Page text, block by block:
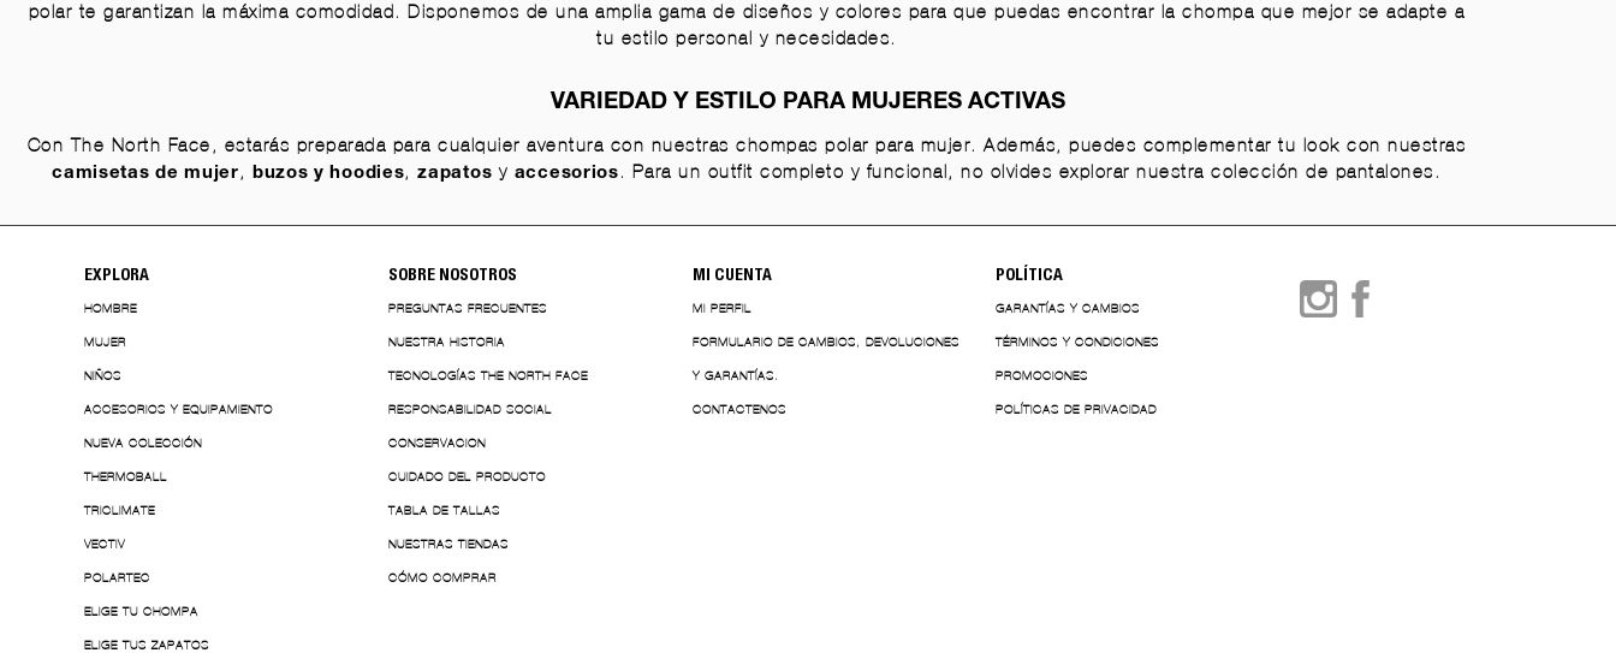
polar te garantizan la máxima comodidad. Disponemos de una amplia gama de diseños y colores para que puedas encontrar la chompa que mejor se adapte a
tu estilo personal y necesidades.
VARIEDAD Y ESTILO PARA MUJERES ACTIVAS
Con The North Face, estarás preparada para cualquier aventura con nuestras chompas polar para mujer. Además, puedes complementar tu look con nuestras
camisetas de mujer , buzos y hoodies,zapatos y accesorios . Para un outfit completo y funcional, no olvides explorar nuestra colección de pantalones.
EXPLORA
HOMBRE
MUJER
NIÑOS
ACCESORIOS Y EQUIPAMIENTO
NUEVA COLECCIÓN
THERMOBALL
TRICLIMATE
VECTIV
POLARTEC
ELIGE TU CHOMPA
ELIGE TUS ZAPATOS
SOBRE NOSOTROS
PREGUNTAS FRECUENTES
NUESTRA HISTORIA
TECNOLOGÍAS THE NORTH FACE
RESPONSABILIDAD SOCIAL
CONSERVACION
CUIDADO DEL PRODUCTO
TABLA DE TALLAS
NUESTRAS TIENDAS
CÓMO COMPRAR
MI CUENTA
MI PERFIL
FORMULARIO DE CAMBIOS, DEVOLUCIONES
Y GARANTÍAS.
CONTACTENOS
POLÍTICA
GARANTÍAS Y CAMBIOS
TÉRMINOS Y CONDICIONES
PROMOCIONES
POLÍTICAS DE PRIVACIDAD